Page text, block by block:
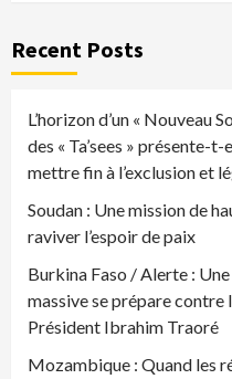
Recent Posts
L’horizon d’un « Nouveau
des « Ta’sees » présente-
mettre fin à l’exclusion et
Soudan : Une mission de
raviver l’espoir de paix
Burkina Faso / Alerte :
massive se prépare
Président Ibrahim Traoré
Mozambique : Quand les